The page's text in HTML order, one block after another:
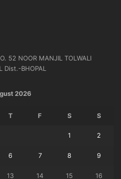
52 NOOR MANJIL TOLWALI
Dist.-BHOPAL
2026
T F S S
1 2
6 7 8 9
13 14 15 16